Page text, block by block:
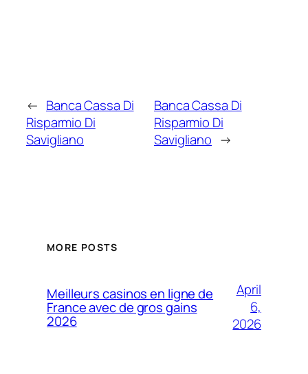
← Banca Cassa Di
Risparmio Di
Savigliano
Banca Cassa Di
Risparmio Di
Savigliano →
MORE POSTS
Meilleurs casinos en ligne de
France avec de gros gains
2026
April
6,
2026